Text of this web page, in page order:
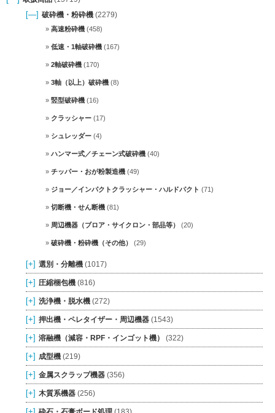
[—] 破砕機・粉砕機 (2279)
高速粉砕機 (458)
低速・1軸破砕機 (167)
2軸破砕機 (170)
3軸（以上）破砕機 (8)
竪型破砕機 (16)
クラッシャー (17)
シュレッダー (4)
ハンマー式／チェーン式破砕機 (40)
チッパー・おが粉製造機 (49)
ジョー／インパクトクラッシャー・ハルドパクト (71)
切断機・せん断機 (81)
周辺機器（ブロア・サイクロン・部品等） (20)
破砕機・粉砕機（その他） (29)
[+] 選別・分離機 (1017)
[+] 圧縮梱包機 (816)
[+] 洗浄機・脱水機 (272)
[+] 押出機・ペレタイザー・周辺機器 (1543)
[+] 溶融機（減容・RPF・インゴット機） (322)
[+] 成型機 (219)
[+] 金属スクラップ機器 (356)
[+] 木質系機器 (256)
砕石・石膏ボード処理 (183)